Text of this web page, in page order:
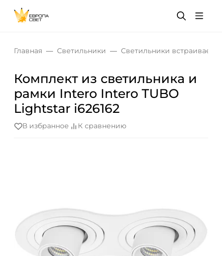
Главная Светильники Светильники
Комплект из светильника и
рамки Intero Intero TUBO
Lightstar i626162
В избранное К сравнению